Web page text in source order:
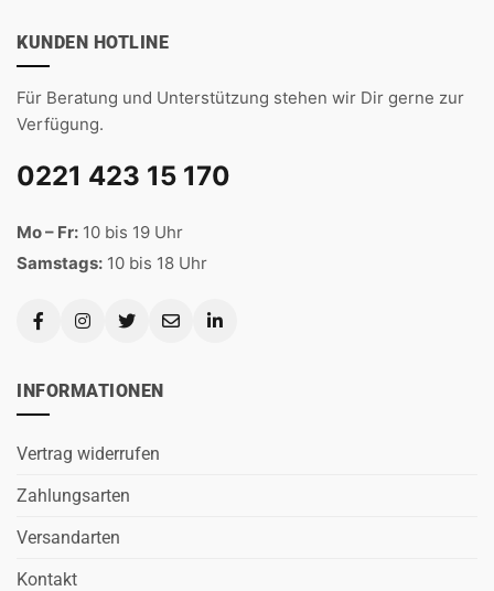
KUNDEN HOTLINE
Für Beratung und Unterstützung stehen wir Dir gerne zur
Verfügung.
0221 423 15 170
Mo – Fr: 10 bis 19 Uhr
Samstags: 10 bis 18 Uhr
INFORMATIONEN
Vertrag widerrufen
Zahlungsarten
Versandarten
Kontakt